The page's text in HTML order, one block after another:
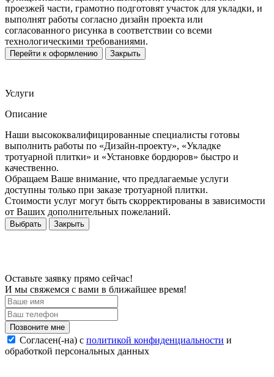
проезжей части, грамотно подготовят участок для укладки, и
выполнят работы согласно дизайн проекта или
согласованного рисунка в соответствии со всеми
технологическими требованиями.
Перейти к оформлению Закрыть
Услуги
Описание
Наши высококвалифицированные специалисты готовы
выполнить работы по «Дизайн-проекту», «Укладке
тротуарной плитки» и «Установке бордюров» быстро и
качественно.
Обращаем Ваше внимание, что предлагаемые услуги
доступны только при заказе тротуарной плитки.
Стоимости услуг могут быть скорректированы в зависимости
от Ваших дополнительных пожеланий.
Выбрать Закрыть
Оставьте заявку прямо сейчас!
И мы свяжемся с вами в ближайшее время!
Согласен(-на) c политикой конфиденциальности и
обработкой персональных данных